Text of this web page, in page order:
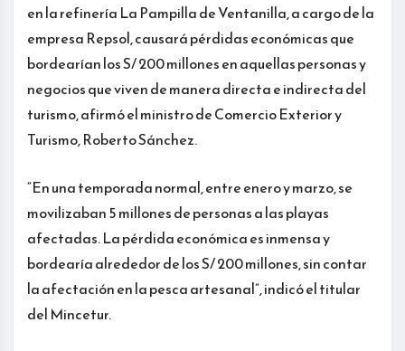
en la refinería La Pampilla de Ventanilla, a cargo de la
empresa Repsol, causará pérdidas económicas que
bordearían los S/ 200 millones en aquellas personas y
negocios que viven de manera directa e indirecta del
turismo, afirmó el ministro de Comercio Exterior y
Turismo, Roberto Sánchez.
“En una temporada normal, entre enero y marzo, se
movilizaban 5 millones de personas a las playas
afectadas. La pérdida económica es inmensa y
bordearía alrededor de los S/ 200 millones, sin contar
la afectación en la pesca artesanal”, indicó el titular
del Mincetur.